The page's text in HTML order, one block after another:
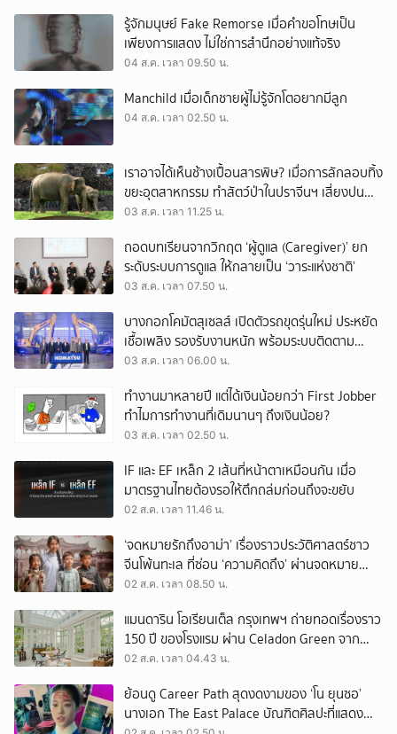
รู้จักมนุษย์ Fake Remorse เมื่อคำขอโทษเป็น
เพียงการแสดง ไม่ใช่การสำนึกอย่างแท้จริง
04 ส.ค. เวลา 09.50 น.
Manchild เมื่อเด็กชายผู้ไม่รู้จักโตอยากมีลูก
04 ส.ค. เวลา 02.50 น.
เราอาจได้เห็นช้างเปื้อนสารพิษ? เมื่อการลักลอบทิ้ง
ขยะอุตสาหกรรม ทำสัตว์ป่าในปราจีนฯ เสี่ยงปน
เปื้อน
03 ส.ค. เวลา 11.25 น.
ถอดบทเรียนจากวิกฤต ‘ผู้ดูแล (Caregiver)’ ยก
ระดับระบบการดูแล ให้กลายเป็น ‘วาระแห่งชาติ’
03 ส.ค. เวลา 07.50 น.
บางกอกโคมัตสุเซลส์ เปิดตัวรถขุดรุ่นใหม่ ประหยัด
เชื้อเพลิง รองรับงานหนัก พร้อมระบบติดตาม
เครื่องจักรผ่านดาวเทียม
03 ส.ค. เวลา 06.00 น.
ทำงานมาหลายปี แต่ได้เงินน้อยกว่า First Jobber
ทำไมการทำงานที่เดิมนานๆ ถึงเงินน้อย?
03 ส.ค. เวลา 02.50 น.
IF และ EF เหล็ก 2 เส้นที่หน้าตาเหมือนกัน เมื่อ
มาตรฐานไทยต้องรอให้ตึกถล่มก่อนถึงจะขยับ
02 ส.ค. เวลา 11.46 น.
‘จดหมายรักถึงอาม่า’ เรื่องราวประวัติศาสตร์ชาว
จีนโพ้นทะเล ที่ซ่อน ‘ความคิดถึง’ ผ่านจดหมาย
‘โพยก๊วน’
02 ส.ค. เวลา 08.50 น.
แมนดาริน โอเรียนเต็ล กรุงเทพฯ ถ่ายทอดเรื่องราว
150 ปี ของโรงแรม ผ่าน Celadon Green จาก
เครื่องศิลาดล
02 ส.ค. เวลา 04.43 น.
ย้อนดู Career Path สุดงดงามของ ‘โน ยุนซอ’
นางเอก The East Palace บัณฑิตศิลปะที่แสดง